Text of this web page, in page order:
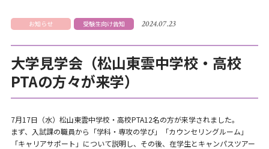
お知らせ 受験生向け告知 2024.07.23
大学見学会（松山東雲中学校・高校
PTAの方々が来学）
7月17日（水）松山東雲中学校・高校PTA12名の方が来学されました。
まず、入試課の職員から「学科・専攻の学び」「カウンセリングルーム」
「キャリアサポート」について説明し、その後、在学生とキャンパスツアー